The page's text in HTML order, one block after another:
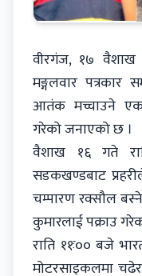
वीरगंज, १७ वैशाख
मङ्गलवार पत्रकार
आतंक मच्चाउने
गरेको जनाएको छ ।
वैशाख १६ गते
सडकखण्डबाट
चम्पारण रक्सौल
कुमारलाई पक्राउ
राति ११ः०० बजे
मोटरसाइकलमा